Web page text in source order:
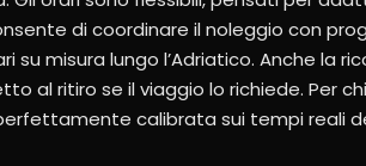
di coordinare il noleggio con
misura lungo l’Adriatico. Anche la
al ritiro se il viaggio lo richiede. Per
calibrata sui tempi reali